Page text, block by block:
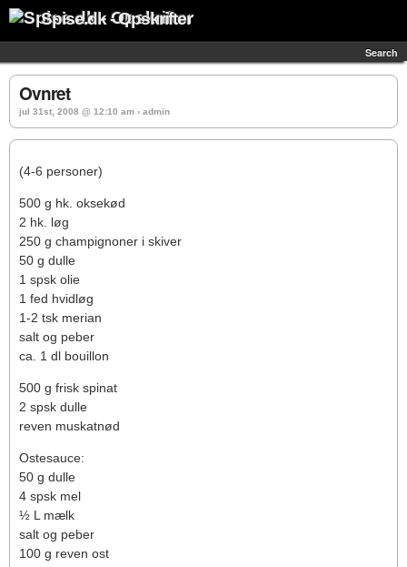
Spise.dk - Opskrifter
Search
Ovnret
jul 31st, 2008 @ 12:10 am › admin
(4-6 personer)
500 g hk. oksekød
2 hk. løg
250 g champignoner i skiver
50 g dulle
1 spsk olie
1 fed hvidløg
1-2 tsk merian
salt og peber
ca. 1 dl bouillon
500 g frisk spinat
2 spsk dulle
reven muskatnød
Ostesauce:
50 g dulle
4 spsk mel
½ L mælk
salt og peber
100 g reven ost